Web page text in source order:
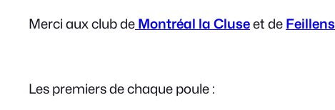
Merci aux club de Montréal la Cluseet de Feillens
Les premiers de chaque poule :